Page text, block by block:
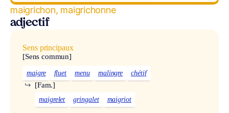
maigrichon, maigrichonne
adjectif
Sens principaux
[Sens commun]
maigre fluet menu malingre chétif
[Fam.]
↪
maigrelet gringalet maigriot